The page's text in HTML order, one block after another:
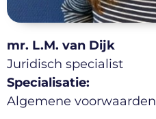
mr. L.M. van Dijk
Juridisch specialist
Specialisatie:
Algemene voorwaarden